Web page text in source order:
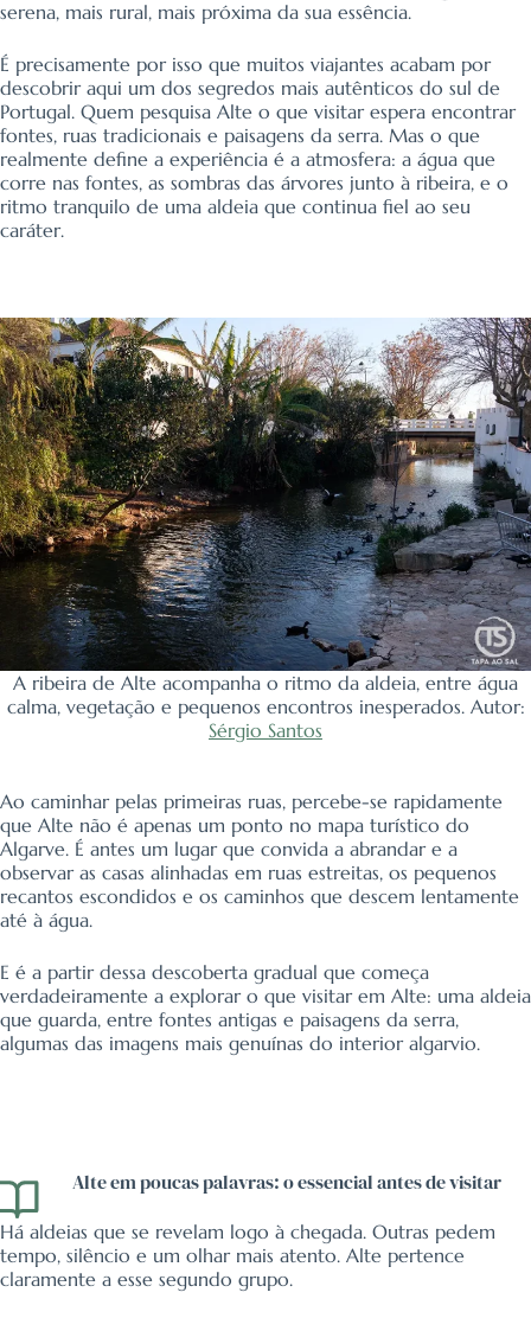
serena, mais rural, mais próxima da sua essência.
É precisamente por isso que muitos viajantes acabam por
descobrir aqui um dos segredos mais autênticos do sul de
Portugal. Quem pesquisa Alte o que visitar espera encontrar
fontes, ruas tradicionais e paisagens da serra. Mas o que
realmente define a experiência é a atmosfera: a água que
corre nas fontes, as sombras das árvores junto à ribeira, e o
ritmo tranquilo de uma aldeia que continua fiel ao seu
caráter.
A ribeira de Alte acompanha o ritmo da aldeia, entre água
calma, vegetação e pequenos encontros inesperados. Autor:
Sérgio Santos
Ao caminhar pelas primeiras ruas, percebe-se rapidamente
que Alte não é apenas um ponto no mapa turístico do
Algarve. É antes um lugar que convida a abrandar e a
observar as casas alinhadas em ruas estreitas, os pequenos
recantos escondidos e os caminhos que descem lentamente
até à água.
E é a partir dessa descoberta gradual que começa
verdadeiramente a explorar o que visitar em Alte: uma aldeia
que guarda, entre fontes antigas e paisagens da serra,
algumas das imagens mais genuínas do interior algarvio.
Alte em poucas palavras: o essencial antes de visitar
Há aldeias que se revelam logo à chegada. Outras pedem
tempo, silêncio e um olhar mais atento. Alte pertence
claramente a esse segundo grupo.